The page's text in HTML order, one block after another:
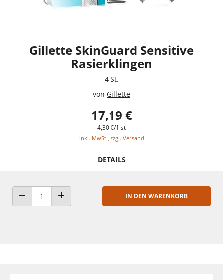
Gillette SkinGuard Sensitive
Rasierklingen
4 St.
von Gillette
17,19 €
4,30 €/1 st
inkl. MwSt., zzgl. Versand
DETAILS
ANZAHL VERRINGERNANZAHL ERHÖHEN
IN DEN WARENKORB